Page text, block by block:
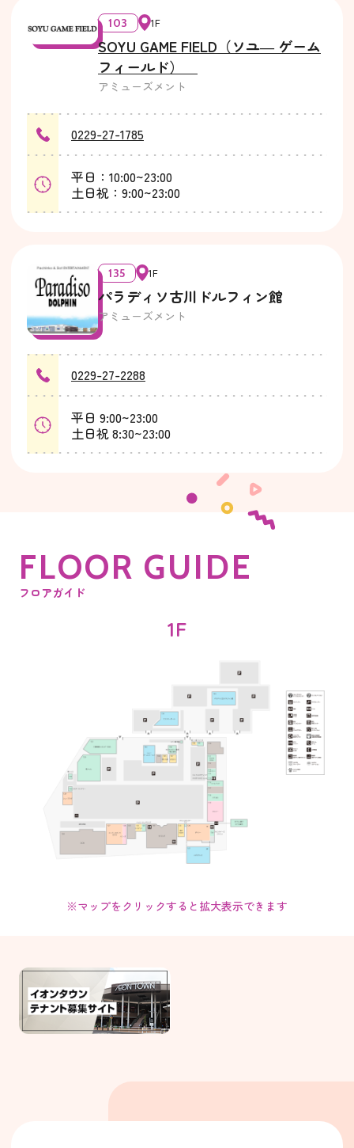
103 1F
SOYU GAME FIELD（ソユ― ゲーム
フィールド）
アミューズメント
0229-27-1785
平日：10:00~23:00
土日祝：9:00~23:00
135 1F
パラディソ古川ドルフィン館
アミューズメント
0229-27-2288
平日 9:00~23:00
土日祝 8:30~23:00
FLOOR GUIDE
フロアガイド
1F
※マップをクリックすると拡大表示できます